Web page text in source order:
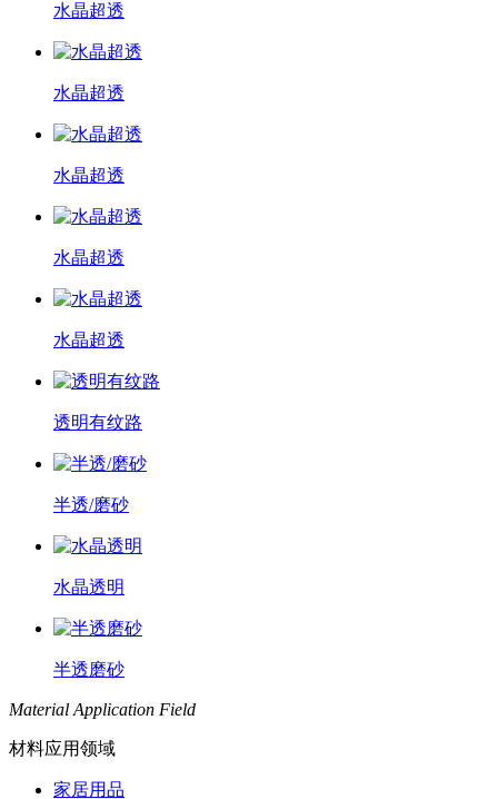
水晶超透
水晶超透
水晶超透
水晶超透
水晶超透
透明有纹路
半透/磨砂
水晶透明
半透磨砂
Material Application Field
材料应用领域
家居用品